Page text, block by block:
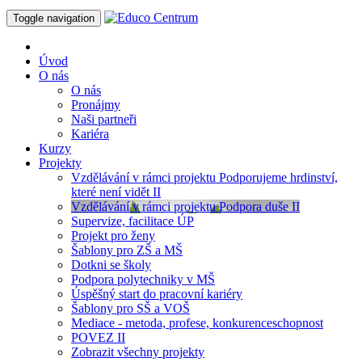
Toggle navigation
Úvod
O nás
O nás
Pronájmy
Naši partneři
Kariéra
Kurzy
Projekty
Vzdělávání v rámci projektu Podporujeme hrdinství,
které není vidět II
Vzdělávání v rámci projektu Podpora duše II
Supervize, facilitace ÚP
Projekt pro ženy
Šablony pro ZŠ a MŠ
Dotkni se školy
Podpora polytechniky v MŠ
Úspěšný start do pracovní kariéry
Šablony pro SŠ a VOŠ
Mediace - metoda, profese, konkurenceschopnost
POVEZ II
Zobrazit všechny projekty